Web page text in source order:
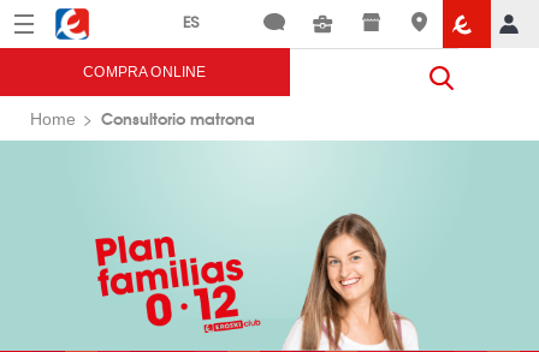
Menú Eroski
COMPRA ONLINE
Home Consultorio matrona